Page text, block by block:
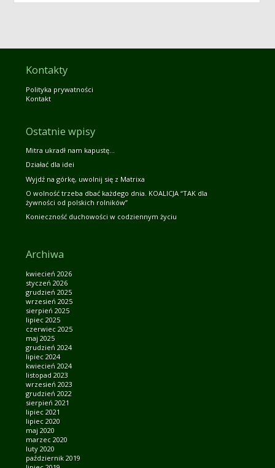
Kontakty
Polityka prywatności
Kontakt
Ostatnie wpisy
Mitra ukradł nam kapustę…
Działać dla idei
Wyjdź na górkę, uwolnij się z Matrixa
O wolność trzeba dbać każdego dnia. KOALICJA “TAK dla
żywności od polskich rolników”
Konieczność duchowości w codziennym życiu
Archiwa
kwiecień 2026
styczeń 2026
grudzień 2025
wrzesień 2025
sierpień 2025
lipiec 2025
czerwiec 2025
maj 2025
grudzień 2024
lipiec 2024
kwiecień 2024
listopad 2023
wrzesień 2023
grudzień 2022
sierpień 2021
lipiec 2021
lipiec 2020
maj 2020
marzec 2020
luty 2020
październik 2019